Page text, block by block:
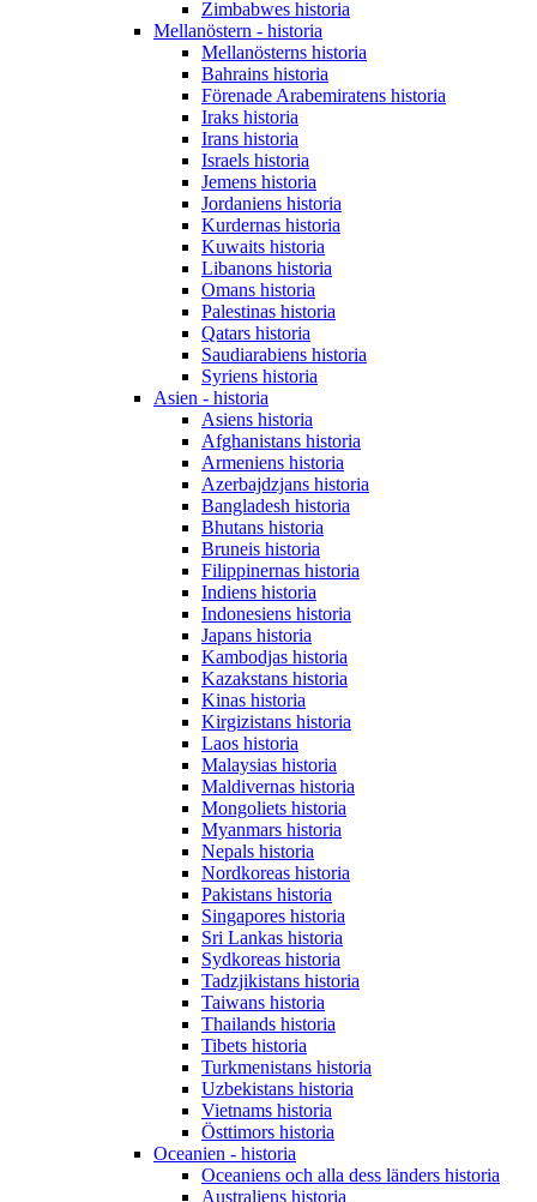
Zimbabwes historia
Mellanöstern - historia
Mellanösterns historia
Bahrains historia
Förenade Arabemiratens historia
Iraks historia
Irans historia
Israels historia
Jemens historia
Jordaniens historia
Kurdernas historia
Kuwaits historia
Libanons historia
Omans historia
Palestinas historia
Qatars historia
Saudiarabiens historia
Syriens historia
Asien - historia
Asiens historia
Afghanistans historia
Armeniens historia
Azerbajdzjans historia
Bangladesh historia
Bhutans historia
Bruneis historia
Filippinernas historia
Indiens historia
Indonesiens historia
Japans historia
Kambodjas historia
Kazakstans historia
Kinas historia
Kirgizistans historia
Laos historia
Malaysias historia
Maldivernas historia
Mongoliets historia
Myanmars historia
Nepals historia
Nordkoreas historia
Pakistans historia
Singapores historia
Sri Lankas historia
Sydkoreas historia
Tadzjikistans historia
Taiwans historia
Thailands historia
Tibets historia
Turkmenistans historia
Uzbekistans historia
Vietnams historia
Östtimors historia
Oceanien - historia
Oceaniens och alla dess länders historia
Australiens historia